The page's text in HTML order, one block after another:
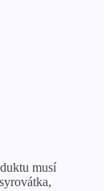
musí